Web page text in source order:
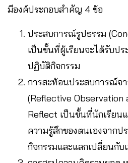
มีองค์ประกอบสำคัญ 4 ข้อ
ประสบการณ์รูปธรรม
เป็นขั้นที่ผู้เรียนจะได้รับป
ปฏิบัติกิจกรรม
การสะท้อนประสบการณ์จ
(Reflective Observation
Reflect เป็นขั้นที่นักเรียน
ความรู้สึกของตนเองจาก
กิจกรรมและแลกเปลี่ยนกับ